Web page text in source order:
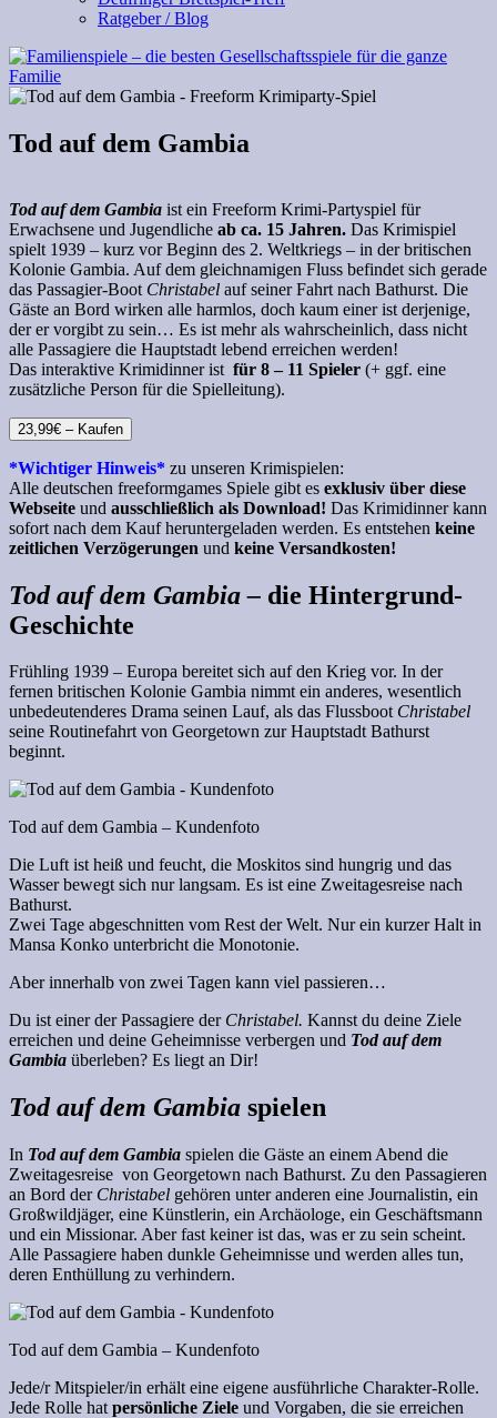
Ratgeber / Blog
Tod auf dem Gambia
Tod auf dem Gambia ist ein Freeform Krimi-Partyspiel für
Erwachsene und Jugendliche ab ca. 15 Jahren. Das Krimispiel
spielt 1939 – kurz vor Beginn des 2. Weltkriegs – in der britischen
Kolonie Gambia. Auf dem gleichnamigen Fluss befindet sich gerade
das Passagier-Boot Christabel auf seiner Fahrt nach Bathurst. Die
Gäste an Bord wirken alle harmlos, doch kaum einer ist derjenige,
der er vorgibt zu sein… Es ist mehr als wahrscheinlich, dass nicht
alle Passagiere die Hauptstadt lebend erreichen werden!
Das interaktive Krimidinner ist für 8 – 11 Spieler (+ ggf. eine
zusätzliche Person für die Spielleitung).
23,99€ – Kaufen
*Wichtiger Hinweis* zu unseren Krimispielen:
Alle deutschen freeformgames Spiele gibt es exklusiv über diese
Webseite und ausschließlich als Download! Das Krimidinner kann
sofort nach dem Kauf heruntergeladen werden. Es entstehen keine
zeitlichen Verzögerungen und keine Versandkosten!
Tod auf dem Gambia – die Hintergrund-
Geschichte
Frühling 1939 – Europa bereitet sich auf den Krieg vor. In der
fernen britischen Kolonie Gambia nimmt ein anderes, wesentlich
unbedeutenderes Drama seinen Lauf, als das Flussboot Christabel
seine Routinefahrt von Georgetown zur Hauptstadt Bathurst
beginnt.
Tod auf dem Gambia – Kundenfoto
Die Luft ist heiß und feucht, die Moskitos sind hungrig und das
Wasser bewegt sich nur langsam. Es ist eine Zweitagesreise nach
Bathurst.
Zwei Tage abgeschnitten vom Rest der Welt. Nur ein kurzer Halt in
Mansa Konko unterbricht die Monotonie.
Aber innerhalb von zwei Tagen kann viel passieren…
Du ist einer der Passagiere der Christabel. Kannst du deine Ziele
erreichen und deine Geheimnisse verbergen und Tod auf dem
Gambia überleben? Es liegt an Dir!
Tod auf dem Gambia spielen
In Tod auf dem Gambia spielen die Gäste an einem Abend die
Zweitagesreise von Georgetown nach Bathurst. Zu den Passagieren
an Bord der Christabel gehören unter anderen eine Journalistin, ein
Großwildjäger, eine Künstlerin, ein Archäologe, ein Geschäftsmann
und ein Missionar. Aber fast keiner ist das, was er zu sein scheint.
Alle Passagiere haben dunkle Geheimnisse und werden alles tun,
deren Enthüllung zu verhindern.
Tod auf dem Gambia – Kundenfoto
Jede/r Mitspieler/in erhält eine eigene ausführliche Charakter-Rolle.
Jede Rolle hat persönliche Ziele und Vorgaben, die sie erreichen